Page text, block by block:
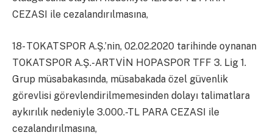
CEZASI ile cezalandırılmasına,
18- TOKATSPOR A.Ş.’nin, 02.02.2020 tarihinde oynanan
TOKATSPOR A.Ş.-ARTVİN HOPASPOR TFF 3. Lig 1.
Grup müsabakasında, müsabakada özel güvenlik
görevlisi görevlendirilmemesinden dolayı talimatlara
aykırılık nedeniyle 3.000.-TL PARA CEZASI ile
cezalandırılmasına,